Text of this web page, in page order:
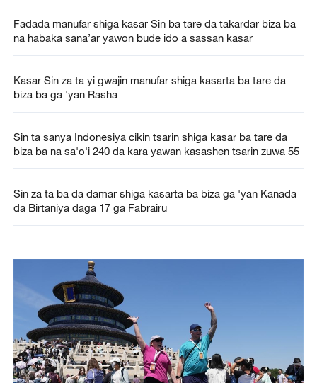
Fadada manufar shiga kasar Sin ba tare da takardar biza ba
na habaka sana’ar yawon bude ido a sassan kasar
Kasar Sin za ta yi gwajin manufar shiga kasarta ba tare da
biza ba ga 'yan Rasha
Sin ta sanya Indonesiya cikin tsarin shiga kasar ba tare da
biza ba na sa'o'i 240 da kara yawan kasashen tsarin zuwa 55
Sin za ta ba da damar shiga kasarta ba biza ga 'yan Kanada
da Birtaniya daga 17 ga Fabrairu